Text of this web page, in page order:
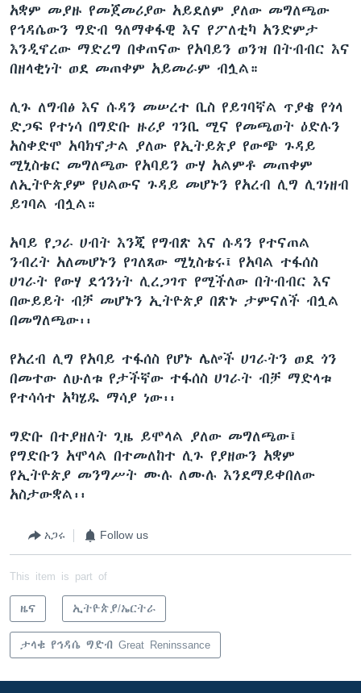
አቋም መያዙ የመጀመሪያው አይደለም ያለው መግለጫው
የኅዳሴውን ግድብ ዓለማቀፋዊ እና የፖለቲካ አንድምታ
እንዲኖረው ማድረግ በቀጠናው የአባይን ወንዝ በትብብር እና
በዘላቂነት ወደ መጠቀም አይመራም ብሏል።
ሊጉ ለግብፅ እና ሱዳን መሠረተ ቢስ የይገባኛል ጥያቄ የጎላ
ድጋፍ የተነሳ በግድቡ ዙሪያ ገንቢ ሚና የመጫወት ዕድሉን
አስቀድሞ አባክኖታል ያለው የኢትይጵያ የውጭ ጉዳይ
ሚኒስቴር መግለጫው የአባይን ውሃ አልምቶ መጠቀም
ለኢትዮጵያም የህልውና ጉዳይ መሆኑን የአረብ ሊግ ሊገነዘብ
ይገባል ብሏል።
አባይ የጋራ ሀብት እንጂ የግብጽ እና ሱዳን የተናጠል
ንብረት አለመሆኑን የገለጸው ሚኒስቴሩ፤ የአባል ተፋሰስ
ሀገራት የውሃ ደኅንነት ሊረጋገጥ የሚችለው በትብብር እና
በውይይት ብቻ መሆኑን ኢትዮጵያ በጽኑ ታምናለች ብሏል
በመግለጫው፡፡
የአረብ ሊግ የአባይ ተፋሰስ የሆኑ ሌሎች ሀገራትን ወደ ጎን
በመተው ለሁለቱ የታችኛው ተፋሰስ ሀገራት ብቻ ማድላቱ
የተሳሳተ አካሄዱ ማሳያ ነው፡፡
ግድቡ በተያዘለት ጊዜ ይሞላል ያለው መግለጫው፤
የግድቡን አሞላል በተመለከተ ሊጉ የያዘውን አቋም
የኢትዮጵያ መንግሥት ሙሉ ለሙሉ እንደማይቀበለው
አስታውቋል፡፡
አጋሩ Follow us
This item is part of
ዜና ኢትዮጵያ/ኤርትራ
ታላቁ የኅዳሴ ግድብ Great Reninssance